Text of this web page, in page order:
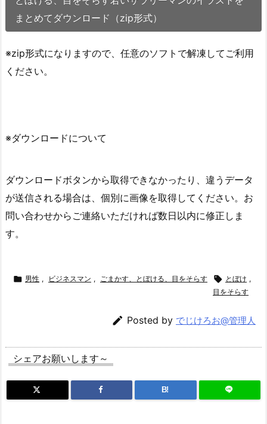
まとめてダウンロード（zip形式）
※zip形式になりますので、任意のソフトで解凍してご利用
ください。
※ダウンロードについて
ダウンロードボタンから取得できなかったり、違うデータ
が送信される場合は、個別に画像を取得してください。お
問い合わせからご連絡いただければ数日以内に修正しま
す。
 男性 , ビジネスマン , ごまかす、とぼける、目をそらす  とぼけ ,
目をそらす
 Posted by でじけろお@管理人
シェアお願いします～
B!